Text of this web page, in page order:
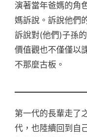
演著當年爸媽的角
媽訴說。訴說他們
訴說對(他們)子孫
價值觀也不僅僅以
不那麼古板。
第一代的長輩走了
代，也陸續回到自